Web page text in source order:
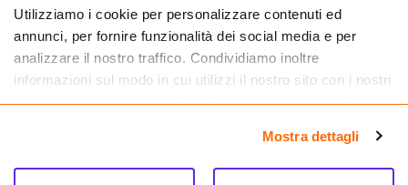
Utilizziamo i cookie per personalizzare contenuti ed
annunci, per fornire funzionalità dei social media e per
analizzare il nostro traffico. Condividiamo inoltre
informazioni sul modo in cui utilizzi il nostro sito con i nostri
partner che si occupano di analisi dei dati web, pubblicità e
informazioni che hai fornito loro o che hanno raccolto dal
tuo utilizzo dei loro servizi.
Mostra dettagli